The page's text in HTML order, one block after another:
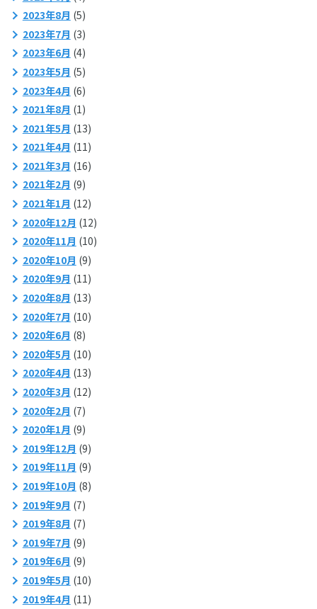
2023年8月 (5)
2023年7月 (3)
2023年6月 (4)
2023年5月 (5)
2023年4月 (6)
2021年8月 (1)
2021年5月 (13)
2021年4月 (11)
2021年3月 (16)
2021年2月 (9)
2021年1月 (12)
2020年12月 (12)
2020年11月 (10)
2020年10月 (9)
2020年9月 (11)
2020年8月 (13)
2020年7月 (10)
2020年6月 (8)
2020年5月 (10)
2020年4月 (13)
2020年3月 (12)
2020年2月 (7)
2020年1月 (9)
2019年12月 (9)
2019年11月 (9)
2019年10月 (8)
2019年9月 (7)
2019年8月 (7)
2019年7月 (9)
2019年6月 (9)
2019年5月 (10)
2019年4月 (11)